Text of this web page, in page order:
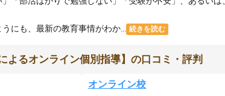
にも、最新の教育事情がわか...
続きを読む
よるオンライン個別指導】の口コミ・評判
オンライン校